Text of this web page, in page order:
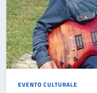
EVENTO CULTURALE